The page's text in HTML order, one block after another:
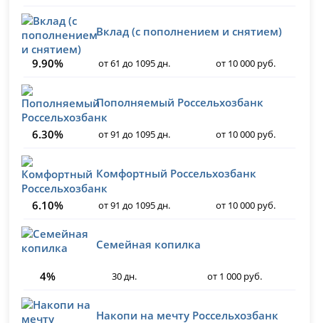
Вклад (с пополнением и снятием)
9.90% от 61 до 1095 дн. от 10 000 руб.
Пополняемый Россельхозбанк
6.30% от 91 до 1095 дн. от 10 000 руб.
Комфортный Россельхозбанк
6.10% от 91 до 1095 дн. от 10 000 руб.
Семейная копилка
4% 30 дн. от 1 000 руб.
Накопи на мечту Россельхозбанк